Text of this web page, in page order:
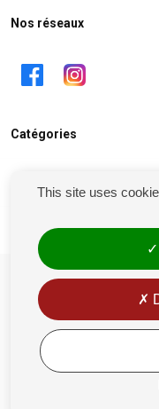
Nos réseaux
Catégories
Mon compte
siret : 81238106900028
Conditions générales de vente
Rétractation
Mentions légales
Politique de confidentialité
This site uses